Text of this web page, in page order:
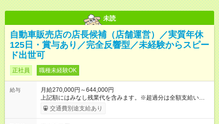
未読
自動車販売店の店長候補（店舗運営）／実質年休
125日・賞与あり／完全反響型／未経験からスピー
ド出世可
正社員 職種未経験OK
給与
月給270,000円～644,000円
上記額にはみなし残業代を含みます。※超過分は全額支給いたし
ます。 みなし残業代 59,000円／月 みなし残業時間 29時間／月
※スキル・能力等を考慮の上決定します。 ＼★ご希望の働き方
交通費別途支給あり